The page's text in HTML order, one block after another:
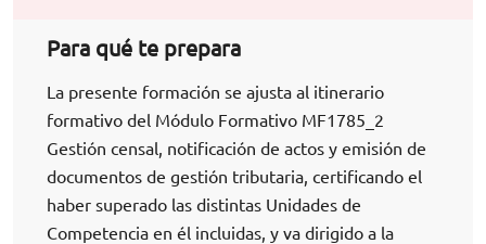
Para qué te prepara
La presente formación se ajusta al itinerario
formativo del Módulo Formativo MF1785_2
Gestión censal, notificación de actos y emisión de
documentos de gestión tributaria, certificando el
haber superado las distintas Unidades de
Competencia en él incluidas, y va dirigido a la